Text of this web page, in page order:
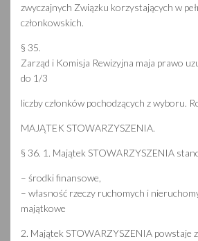
zwyczajnych Związku korzystających w
członkowskich.
§ 35.
Zarząd i Komisja Rewizyjna maja prawo
do 1/3
liczby członków pochodzących z wyboru.
MAJĄTEK STOWARZYSZENIA.
§ 36. 1. Majątek STOWARZYSZENIA
– środki finansowe,
– własność rzeczy ruchomych i
majątkowe
2. Majątek STOWARZYSZENIA powstaje